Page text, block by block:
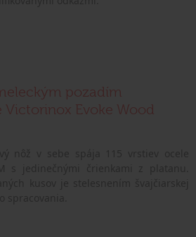
pozadím
Evoke Wood